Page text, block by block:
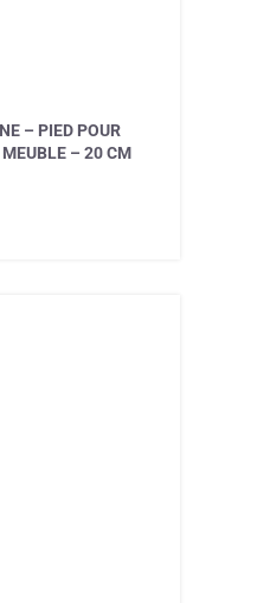
– PIED POUR
– 20 CM